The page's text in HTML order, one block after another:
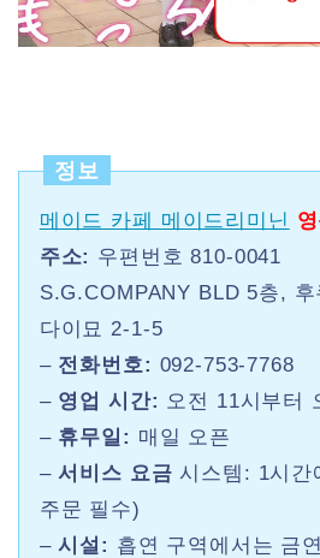
정보
메이드 카페 메이드리미닌
주소: 우편번호 810-0041
S.G.COMPANY BLD 5층,
다이묘 2-1-5
– 전화번호: 092-753-7768
– 영업 시간: 오전 11시부터
– 휴무일: 매일 오픈
–서비스 요금 시스템: 1시간
주문 필수)
–시설: 흡연 구역에서는 금